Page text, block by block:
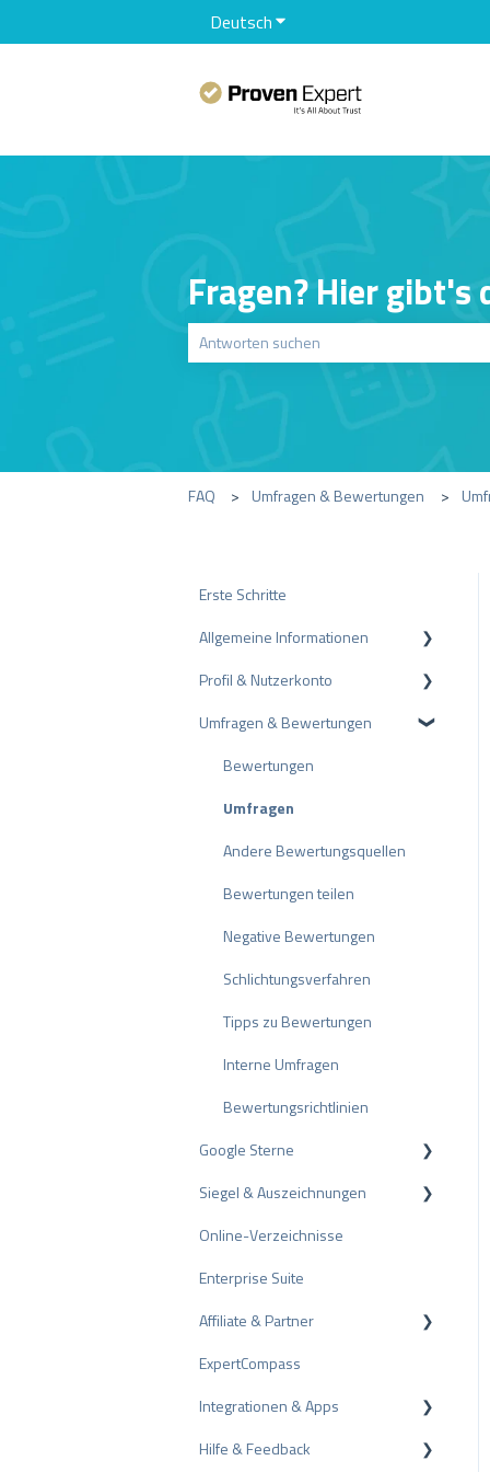
DeutschUntermenü für
Fragen? Hier
FAQ Umfragen & Bewertungen
Erste Schritte
Allgemeine Informationen
Datenschutz
Pakete und Preise
API
ProvenEmployer
Profil & Nutzerkonto
Profil-Einstellungen
Nutzerkonto
Rechnungsstellung
Umfragen & Bewertungen
Bewertungen
Umfragen
Andere Bewertungsquellen
Bewertungen teilen
Negative Bewertungen
Schlichtungsverfahren
Tipps zu Bewertungen
Interne Umfragen
Bewertungsrichtlinien
Google Sterne
Rich Snippet
Siegel & Auszeichnungen
PRO Seal
Bewertungssiegel
Auszeichnungen
Online-Verzeichnisse
Enterprise Suite
Affiliate & Partner
Partnerprogramm
Empfehlung
ExpertCompass
Integrationen & Apps
CMS-Plugins
Hilfe & Feedback